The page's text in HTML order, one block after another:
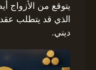
يتوقع من الأزواج
الذي قد يتطلب
ديني.